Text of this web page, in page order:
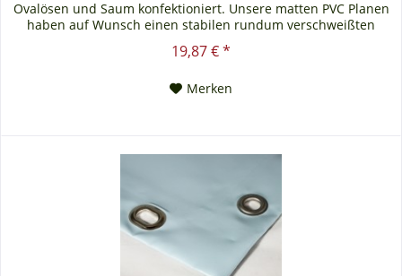
Ovalösen und Saum konfektioniert. Unsere matten PVC Planen
haben auf Wunsch einen stabilen rundum verschweißten
matte PVC Plane lässt sich bei uns mit verzinkten Ösen oder
19,87 € *
Merken